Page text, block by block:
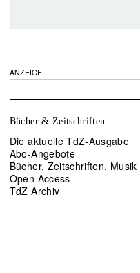
ANZEIGE
Bücher & Zeitschriften
Die aktuelle TdZ-Ausgabe
Abo-Angebote
Bücher, Zeitschriften, Musik
Open Access
TdZ Archiv